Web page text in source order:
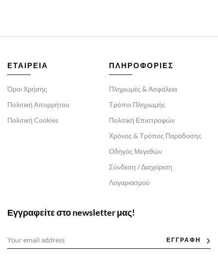
ΕΤΑΙΡΕΙΑ
Όροι Χρήσης
Πολιτική Απορρήτου
Πολιτική Cookies
ΠΛΗΡΟΦΟΡΙΕΣ
Πληρωμές & Ασφάλεια
Τρόποι Πληρωμής
Πολιτική Επιστροφών
Χρόνος & Τρόπος Παράδοσης
Οδηγός Μεγεθών
Σύνδεση / Διαχείριση
Λογαριασμού
Εγγραφείτε στο newsletter μας!
ΕΓΓΡΑΦΗ